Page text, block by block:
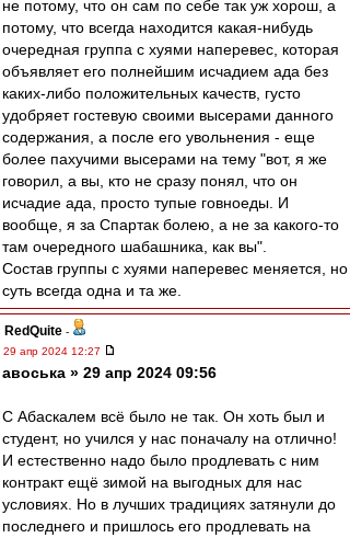
не потому, что он сам по себе так уж хорош, а
потому, что всегда находится какая-нибудь
очередная группа с хуями наперевес, которая
объявляет его полнейшим исчадием ада без
каких-либо положительных качеств, густо
удобряет гостевую своими высерами данного
содержания, а после его увольнения - еще
более пахучими высерами на тему "вот, я же
говорил, а вы, кто не сразу понял, что он
исчадие ада, просто тупые говноеды. И
вообще, я за Спартак болею, а не за какого-то
там очередного шабашника, как вы".
Состав группы с хуями наперевес меняется, но
суть всегда одна и та же.
RedQuite -
29 апр 2024 12:27
авоська » 29 апр 2024 09:56
С Абаскалем всё было не так. Он хоть был и
студент, но учился у нас поначалу на отлично!
И естественно надо было продлевать с ним
контракт ещё зимой на выгодных для нас
условиях. Но в лучших традициях затянули до
последнего и пришлось его продлевать на